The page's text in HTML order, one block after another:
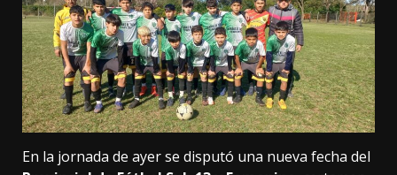
En la jornada de ayer se disputó una nueva fecha del